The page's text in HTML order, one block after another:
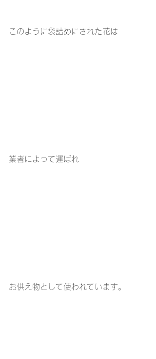
このように袋詰めにされた花は
業者によって運ばれ
お供え物として使われています。